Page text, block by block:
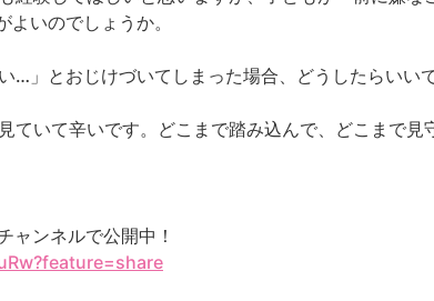
いのでしょうか。
」とおじけづいてしまった場合、どうしたらいいで
いて辛いです。どこまで踏み込んで、どこまで見
ンネルで公開中！